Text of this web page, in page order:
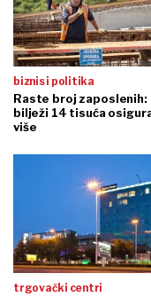
biznis i politika
Raste broj zaposlenih:
bilježi 14 tisuća
više
trgovački centri